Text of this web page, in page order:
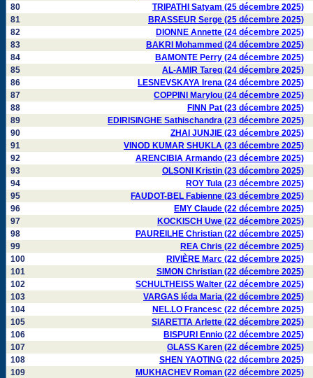
80
TRIPATHI Satyam (25 décembre 2025)
81
BRASSEUR Serge (25 décembre 2025)
82
DIONNE Annette (24 décembre 2025)
83
BAKRI Mohammed (24 décembre 2025)
84
BAMONTE Perry (24 décembre 2025)
85
AL-AMIR Tareq (24 décembre 2025)
86
LESNEVSKAYA Irena (24 décembre 2025)
87
COPPINI Marylou (24 décembre 2025)
88
FINN Pat (23 décembre 2025)
89
EDIRISINGHE Sathischandra (23 décembre 2025)
90
ZHAI JUNJIE (23 décembre 2025)
91
VINOD KUMAR SHUKLA (23 décembre 2025)
92
ARENCIBIA Armando (23 décembre 2025)
93
OLSONI Kristin (23 décembre 2025)
94
ROY Tula (23 décembre 2025)
95
FAUDOT-BEL Fabienne (23 décembre 2025)
96
EMY Claude (22 décembre 2025)
97
KOCKISCH Uwe (22 décembre 2025)
98
PAUREILHE Christian (22 décembre 2025)
99
REA Chris (22 décembre 2025)
100
RIVIÈRE Marc (22 décembre 2025)
101
SIMON Christian (22 décembre 2025)
102
SCHULTHEISS Walter (22 décembre 2025)
103
VARGAS Iéda Maria (22 décembre 2025)
104
NEL.LO Francesc (22 décembre 2025)
105
SIARETTA Arlette (22 décembre 2025)
106
BISPURI Ennio (22 décembre 2025)
107
GLASS Karen (22 décembre 2025)
108
SHEN YAOTING (22 décembre 2025)
109
MUKHACHEV Roman (22 décembre 2025)